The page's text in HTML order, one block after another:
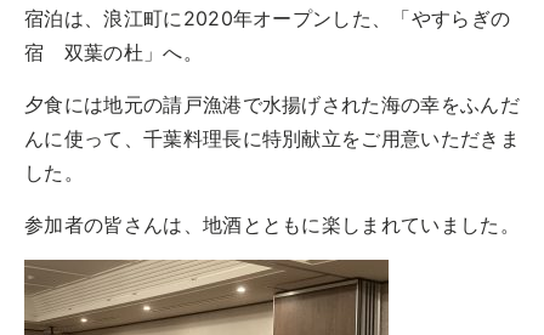
宿泊は、浪江町に2020年オープンした、「やすらぎの
宿 双葉の杜」へ。
夕食には地元の請戸漁港で水揚げされた海の幸をふんだ
んに使って、千葉料理長に特別献立をご用意いただきま
した。
参加者の皆さんは、地酒とともに楽しまれていました。